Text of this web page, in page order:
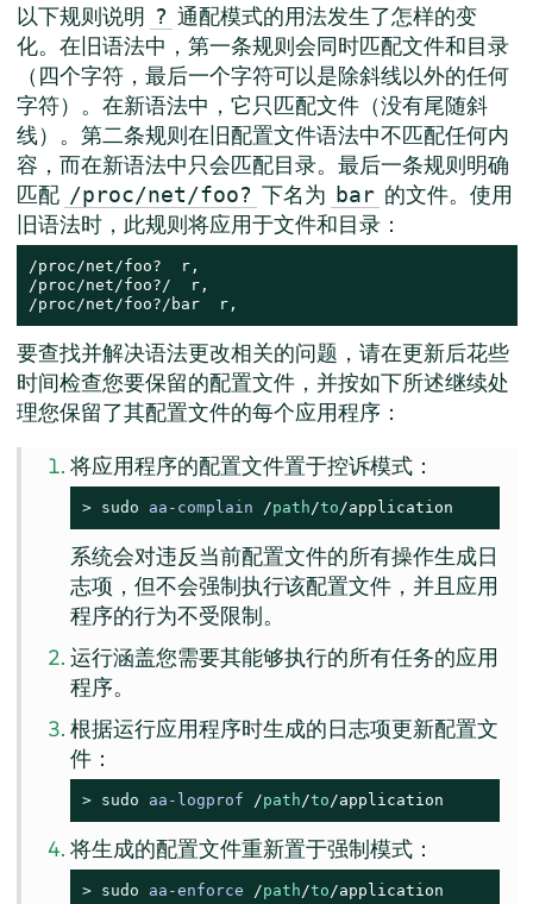
以下规则说明 ? 通配模式的用法发生了怎样的变
化。在旧语法中，第一条规则会同时匹配文件和目录
（四个字符，最后一个字符可以是除斜线以外的任何
字符）。在新语法中，它只匹配文件（没有尾随斜
线）。第二条规则在旧配置文件语法中不匹配任何内
容，而在新语法中只会匹配目录。最后一条规则明确
匹配 /proc/net/foo? 下名为 bar 的文件。使用
旧语法时，此规则将应用于文件和目录：
/proc/net/foo?  r,
/proc/net/foo?/  r,
/proc/net/foo?/bar  r,
要查找并解决语法更改相关的问题，请在更新后花些
时间检查您要保留的配置文件，并按如下所述继续处
理您保留了其配置文件的每个应用程序：
将应用程序的配置文件置于控诉模式：
> sudo aa-complain /path /to /application
系统会对违反当前配置文件的所有操作生成日
志项，但不会强制执行该配置文件，并且应用
程序的行为不受限制。
运行涵盖您需要其能够执行的所有任务的应用
程序。
根据运行应用程序时生成的日志项更新配置文
件：
> sudo aa-logprof /path /to /application
将生成的配置文件重新置于强制模式：
> sudo aa-enforce /path /to /application